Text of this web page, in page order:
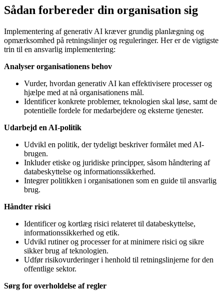
Sådan forbereder din organisation sig
Implementering af generativ AI kræver grundig planlægning og
opmærksomhed på retningslinjer og reguleringer. Her er de vigtigste
trin til en ansvarlig implementering:
Analyser organisationens behov
Vurder, hvordan generativ AI kan effektivisere processer og
hjælpe med at nå organisationens mål.
Identificer konkrete problemer, teknologien skal løse, samt de
potentielle fordele for medarbejdere og eksterne tjenester.
Udarbejd en AI-politik
Udvikl en politik, der tydeligt beskriver formålet med AI-
brugen.
Inkluder etiske og juridiske principper, såsom håndtering af
databeskyttelse og informationssikkerhed.
Integrer politikken i organisationen som en guide til ansvarlig
brug.
Håndter risici
Identificer og kortlæg risici relateret til databeskyttelse,
informationssikkerhed og etik.
Udvikl rutiner og processer for at minimere risici og sikre
sikker brug af teknologien.
Udfør risikovurderinger i henhold til retningslinjerne for den
offentlige sektor.
Sørg for overholdelse af regler